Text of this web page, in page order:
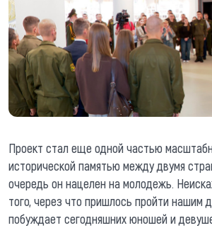
Проект стал еще одной частью
исторической памятью между двумя
очередь он нацелен на молодежь.
того, через что пришлось пройти нашим
побуждает сегодняшних юношей и